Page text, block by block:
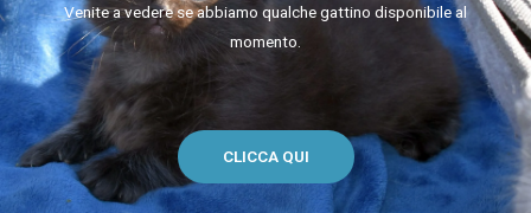
Venite a vedere se abbiamo qualche gattino disponibile al
momento.
CLICCA QUI